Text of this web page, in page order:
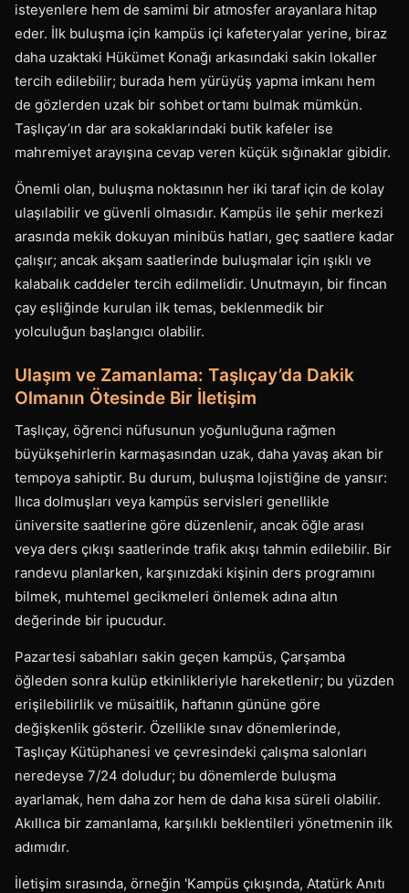
isteyenlere hem de samimi bir atmosfer arayanlara hitap
eder. İlk buluşma için kampüs içi kafeteryalar yerine, biraz
daha uzaktaki Hükümet Konağı arkasındaki sakin lokaller
tercih edilebilir; burada hem yürüyüş yapma imkanı hem
de gözlerden uzak bir sohbet ortamı bulmak mümkün.
Taşlıçay’ın dar ara sokaklarındaki butik kafeler ise
mahremiyet arayışına cevap veren küçük sığınaklar gibidir.
Önemli olan, buluşma noktasının her iki taraf için de kolay
ulaşılabilir ve güvenli olmasıdır. Kampüs ile şehir merkezi
arasında mekik dokuyan minibüs hatları, geç saatlere kadar
çalışır; ancak akşam saatlerinde buluşmalar için ışıklı ve
kalabalık caddeler tercih edilmelidir. Unutmayın, bir fincan
çay eşliğinde kurulan ilk temas, beklenmedik bir
yolculuğun başlangıcı olabilir.
Ulaşım ve Zamanlama: Taşlıçay’da Dakik
Olmanın Ötesinde Bir İletişim
Taşlıçay, öğrenci nüfusunun yoğunluğuna rağmen
büyükşehirlerin karmaşasından uzak, daha yavaş akan bir
tempoya sahiptir. Bu durum, buluşma lojistiğine de yansır:
Ilıca dolmuşları veya kampüs servisleri genellikle
üniversite saatlerine göre düzenlenir, ancak öğle arası
veya ders çıkışı saatlerinde trafik akışı tahmin edilebilir. Bir
randevu planlarken, karşınızdaki kişinin ders programını
bilmek, muhtemel gecikmeleri önlemek adına altın
değerinde bir ipucudur.
Pazartesi sabahları sakin geçen kampüs, Çarşamba
öğleden sonra kulüp etkinlikleriyle hareketlenir; bu yüzden
erişilebilirlik ve müsaitlik, haftanın gününe göre
değişkenlik gösterir. Özellikle sınav dönemlerinde,
Taşlıçay Kütüphanesi ve çevresindeki çalışma salonları
neredeyse 7/24 doludur; bu dönemlerde buluşma
ayarlamak, hem daha zor hem de daha kısa süreli olabilir.
Akıllıca bir zamanlama, karşılıklı beklentileri yönetmenin ilk
adımıdır.
İletişim sırasında, örneğin 'Kampüs çıkışında, Atatürk Anıtı